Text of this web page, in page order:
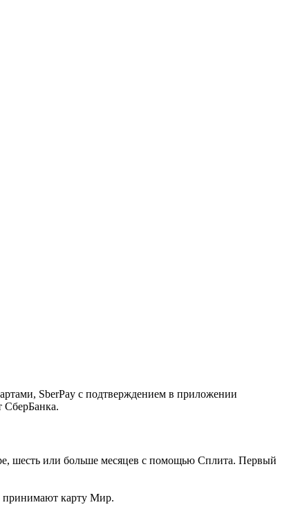
SberPay с подтверждением в приложении
СберБанка.
шесть или больше месяцев с помощью Сплита. Первый
принимают карту Мир.